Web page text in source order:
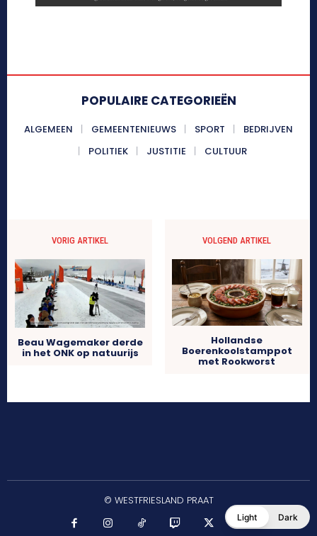
POPULAIRE CATEGORIEËN
ALGEMEEN GEMEENTENIEUWS SPORT
BEDRIJVEN
POLITIEK
JUSTITIE CULTUUR
VORIG ARTIKEL
Beau Wagemaker derde
in het ONK op natuurijs
VOLGEND ARTIKEL
Hollandse
Boerenkoolstamppot
met Rookworst
© WESTFRIESLAND PRAAT
Light Dark